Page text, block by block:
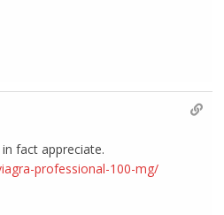
fact appreciate.
professional-100-mg/